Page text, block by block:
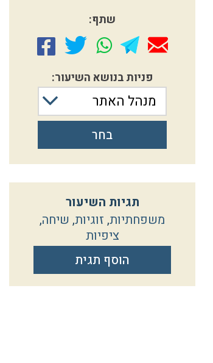
שתף:
פניות בנושא השיעור:
מנהל האתר
בחר
תגיות השיעור
משפחתיות, זוגיות, שיחה,
ציפיות
הוסף תגית